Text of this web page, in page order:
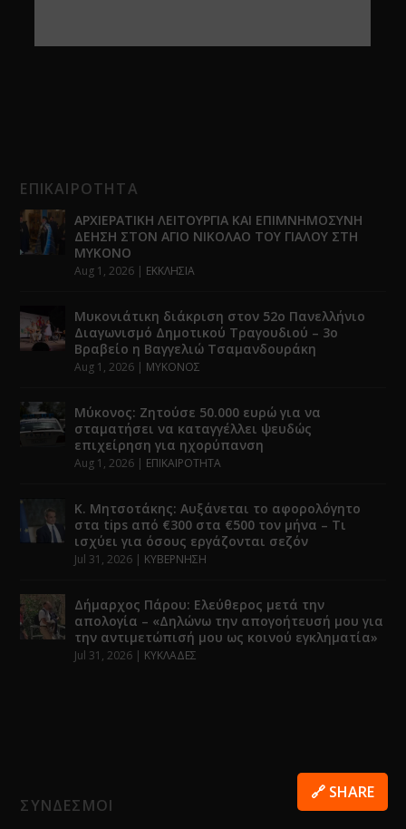
ΕΠΙΚΑΙΡΟΤΗΤΑ
ΑΡΧΙΕΡΑΤΙΚΗ ΛΕΙΤΟΥΡΓΙΑ ΚΑΙ ΕΠΙΜΝΗΜΟΣΥΝΗ
ΔΕΗΣΗ ΣΤΟΝ ΑΓΙΟ ΝΙΚΟΛΑΟ ΤΟΥ ΓΙΑΛΟΥ ΣΤΗ
ΜΥΚΟΝΟ
Aug 1, 2026 | ΕΚΚΛΗΣΙΑ
Μυκονιάτικη διάκριση στον 52ο Πανελλήνιο
Διαγωνισμό Δημοτικού Τραγουδιού – 3ο
Βραβείο η Βαγγελιώ Τσαμανδουράκη
Aug 1, 2026 | ΜΥΚΟΝΟΣ
Μύκονος: Ζητούσε 50.000 ευρώ για να
σταματήσει να καταγγέλλει ψευδώς
επιχείρηση για ηχορύπανση
Aug 1, 2026 | ΕΠΙΚΑΙΡΟΤΗΤΑ
Κ. Μητσοτάκης: Αυξάνεται το αφορολόγητο
στα tips από €300 στα €500 τον μήνα – Τι
ισχύει για όσους εργάζονται σεζόν
Jul 31, 2026 | ΚΥΒΕΡΝΗΣΗ
Δήμαρχος Πάρου: Ελεύθερος μετά την
απολογία – «Δηλώνω την απογοήτευσή μου για
την αντιμετώπισή μου ως κοινού εγκληματία»
Jul 31, 2026 | ΚΥΚΛΑΔΕΣ
ΣΥΝΔΕΣΜΟΙ
🔗 SHARE